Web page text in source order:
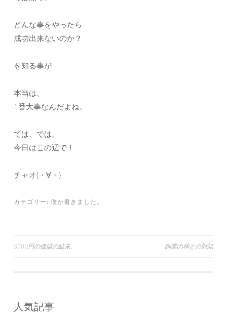
どんな事をやったら
成功出来ないのか？
を知る事が
本当は、
1番大事なんだよね。
では、では、
今日はこの辺で！
チャオ(・∀・)
カテゴリー: 僕が書きました。
投
ゲ
5000円の価値の結末。 副業の神との対話
人気記事